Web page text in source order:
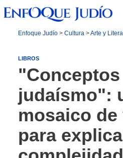
Enfoque Judío> Cultura>Arte y
LIBROS
judaísmo":
mosaico de
para